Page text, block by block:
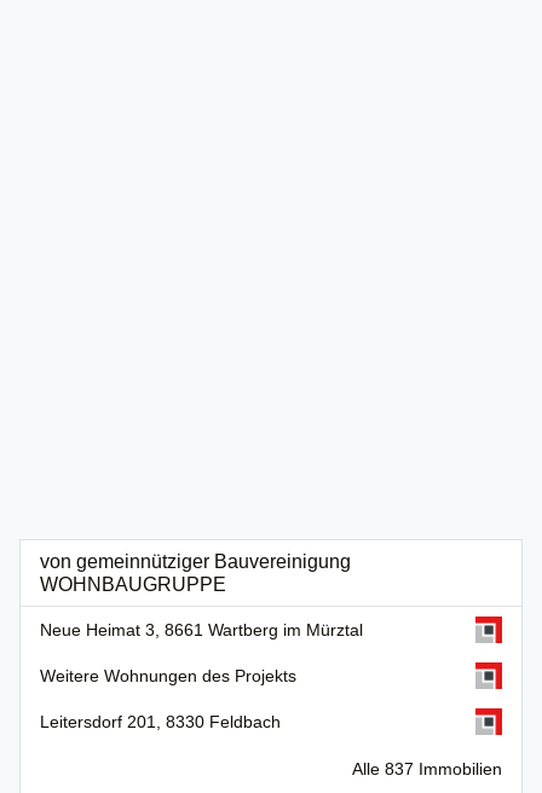
von gemeinnütziger Bauvereinigung
WOHNBAUGRUPPE
Neue Heimat 3, 8661 Wartberg im Mürztal
Weitere Wohnungen des Projekts
Leitersdorf 201, 8330 Feldbach
Alle 837 Immobilien